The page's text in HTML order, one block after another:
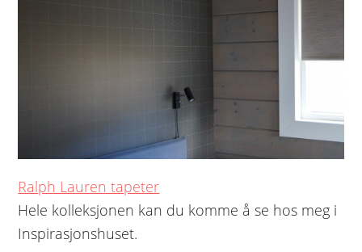
Ralph Lauren tapeter
Hele kolleksjonen kan du komme å se hos meg i
Inspirasjonshuset.